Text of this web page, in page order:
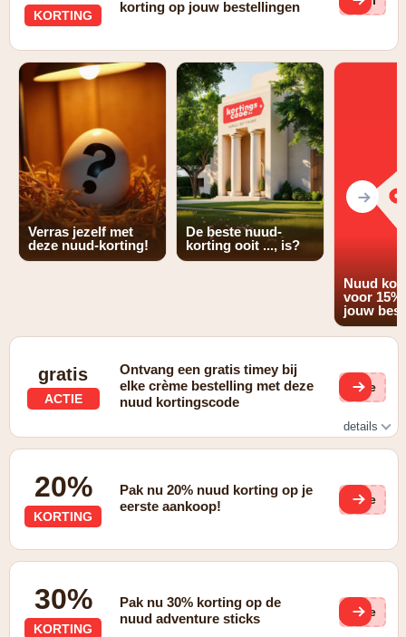
KORTING
korting op jouw bestellingen
Verras jezelf met
deze nuud-korting!
De beste nuud-
korting ooit ..., is?
Nuud
voor
jouw
gratis
ACTIE
Ontvang een gratis timey bij
elke crème bestelling met deze
nuud kortingscode
(ge
details
20%
KORTING
Pak nu 20% nuud korting op je
eerste aankoop!
(ge
30%
KORTING
Pak nu 30% korting op de
nuud adventure sticks
(ge